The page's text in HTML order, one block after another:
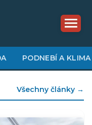
PODNEBÍ A KLIMA
Všechny články →